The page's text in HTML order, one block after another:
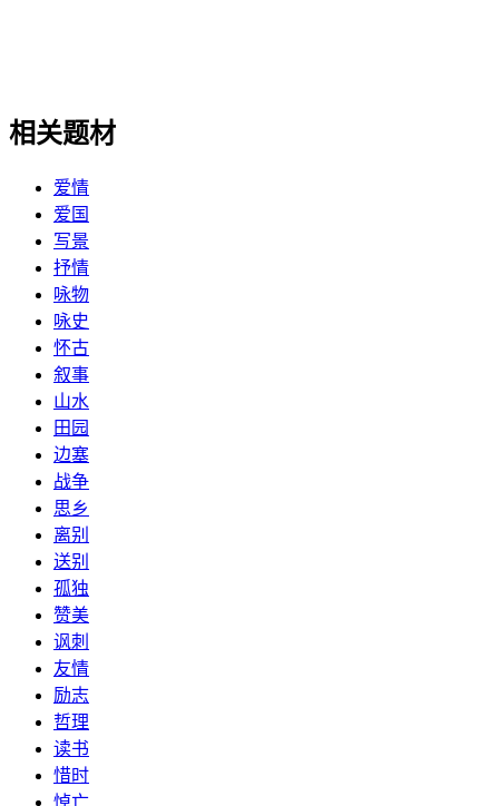
相关题材
爱情
爱国
写景
抒情
咏物
咏史
怀古
叙事
山水
田园
边塞
战争
思乡
离别
送别
孤独
赞美
讽刺
友情
励志
哲理
读书
惜时
悼亡